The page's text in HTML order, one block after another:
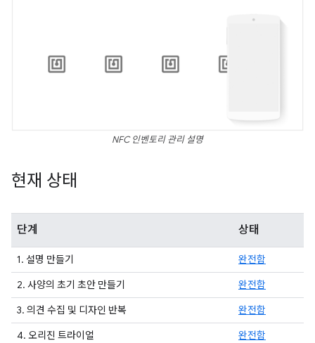
NFC 인벤토리 관리 설명
현재 상태
단계 상태
1. 설명 만들기
완전함
2. 사양의 초기 초안 만들기
완전함
3. 의견 수집 및 디자인 반복
완전함
4. 오리진 트라이얼
완전함